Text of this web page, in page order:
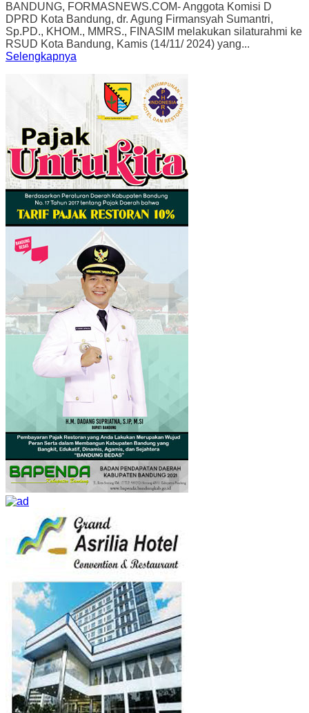
BANDUNG, FORMASNEWS.COM- Anggota Komisi D
DPRD Kota Bandung, dr. Agung Firmansyah Sumantri,
Sp.PD., KHOM., MMRS., FINASIM melakukan silaturahmi ke
RSUD Kota Bandung, Kamis (14/11/ 2024) yang...
Selengkapnya